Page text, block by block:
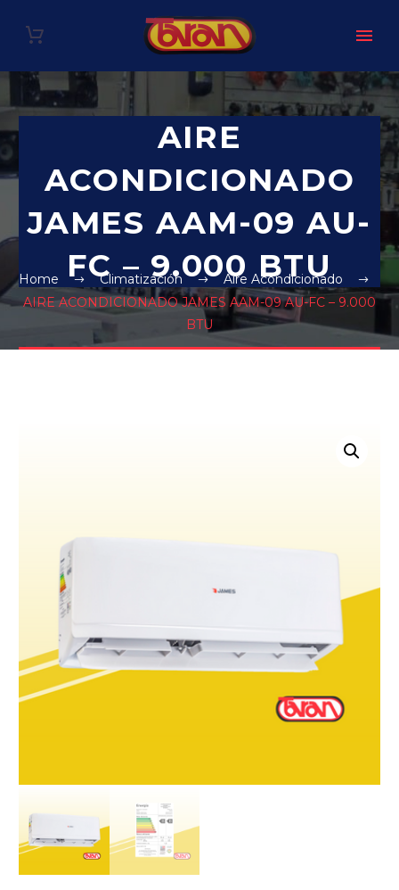
AIRE
ACONDICIONADO
JAMES AAM-09 AU-
FC – 9.000 BTU
Home Climatización
Aire Acondicionado
AIRE ACONDICIONADO JAMES AAM-09 AU-FC – 9.000
BTU